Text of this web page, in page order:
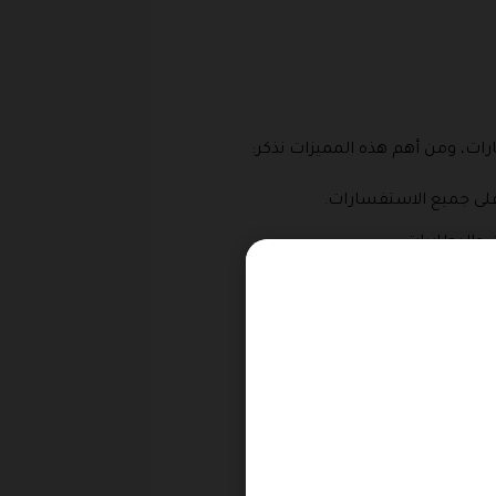
ومن أهم هذه المميزات نذكر:
جميع الاستفسارات.